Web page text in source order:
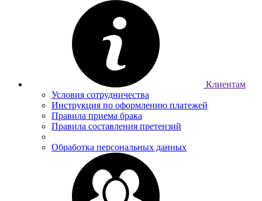
Клиентам
Условия сотрудничества
Инструкция по оформлению платежей
Правила приема брака
Правила составления претензий
Обработка персональных данных